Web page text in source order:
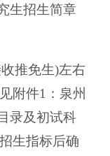
生招生简章
推免生)左右
附件1：泉州
录及初试科
生指标后确